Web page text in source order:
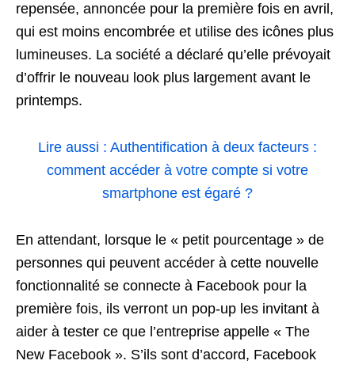
repensée, annoncée pour la première fois en avril,
qui est moins encombrée et utilise des icônes plus
lumineuses. La société a déclaré qu’elle prévoyait
d’offrir le nouveau look plus largement avant le
printemps.
Lire aussi : Authentification à deux facteurs :
comment accéder à votre compte si votre
smartphone est égaré ?
En attendant, lorsque le « petit pourcentage » de
personnes qui peuvent accéder à cette nouvelle
fonctionnalité se connecte à Facebook pour la
première fois, ils verront un pop-up les invitant à
aider à tester ce que l’entreprise appelle « The
New Facebook ». S’ils sont d’accord, Facebook